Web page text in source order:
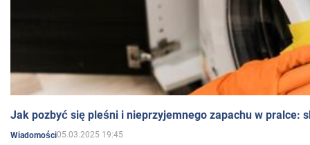
Jak pozbyć się pleśni i nieprzyjemnego zapachu w pralce:
Wiadomości05.03.2025 19:45